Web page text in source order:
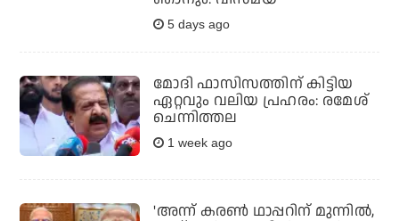
5 days ago
മോദി ഫാസിസത്തിന് കിട്ടിയ
ഏറ്റവും വലിയ പ്രഹരം: രമേശ്
ചെന്നിത്തല
1 week ago
'അന്ന് കരണ്‍ ഥാപ്പറിന് മുന്നില്‍,